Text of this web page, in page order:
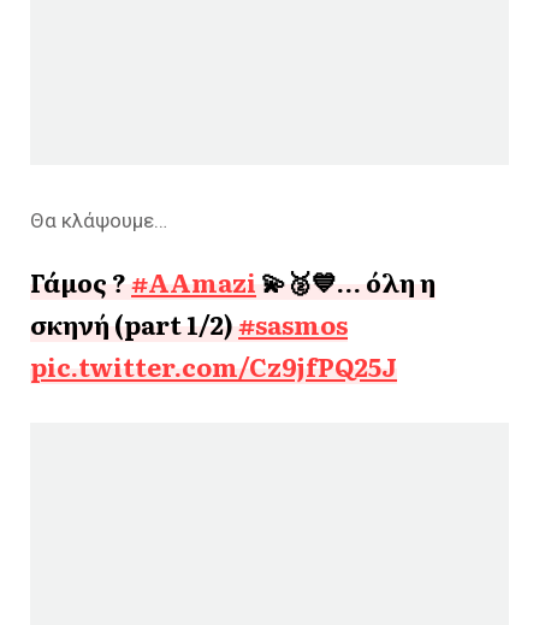
Θα κλάψουμε…
Γάμος ?#AAmazi💫🥈💙… όλη η
σκηνή (part 1/2)#sasmos
pic.twitter.com/Cz9jfPQ25J